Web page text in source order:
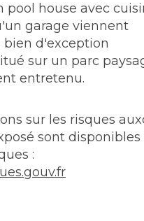
pool house avec
garage viennent
d'exception
sur un parc
entretenu.
sur les risques
sont disponibles
: